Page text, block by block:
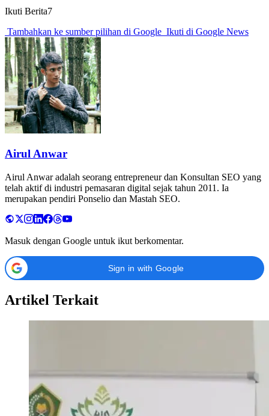
Ikuti Berita7
Tambahkan ke sumber pilihan di Google Ikuti di Google News
Airul Anwar
Airul Anwar adalah seorang entrepreneur dan Konsultan SEO yang
telah aktif di industri pemasaran digital sejak tahun 2011. Ia
merupakan pendiri Ponselio dan Mastah SEO.
Masuk dengan Google untuk ikut berkomentar.
Sign in with Google
Artikel Terkait